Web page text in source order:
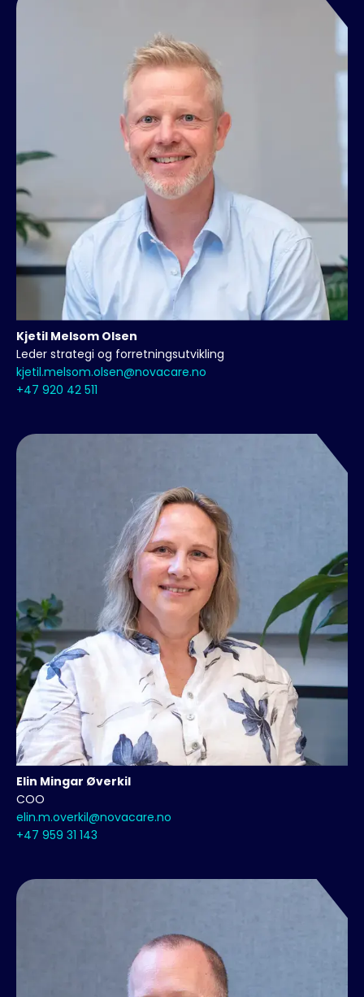
Kjetil Melsom Olsen
Leder strategi og forretningsutvikling
kjetil.melsom.olsen@novacare.no
+47 920 42 511
Elin Mingar Øverkil
COO
elin.m.overkil@novacare.no
+47 959 31 143